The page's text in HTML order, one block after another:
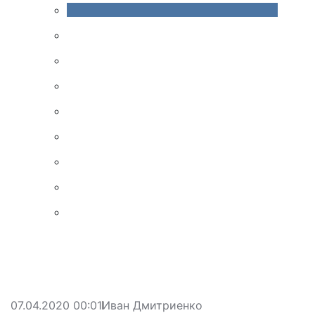
07.04.2020 00:01Иван Дмитриенко